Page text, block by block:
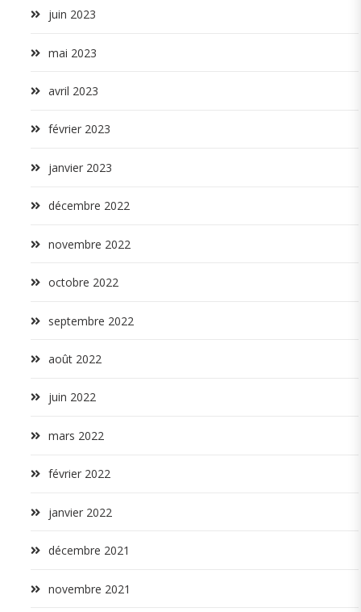
juin 2023
mai 2023
avril 2023
février 2023
janvier 2023
décembre 2022
novembre 2022
octobre 2022
septembre 2022
août 2022
juin 2022
mars 2022
février 2022
janvier 2022
décembre 2021
novembre 2021